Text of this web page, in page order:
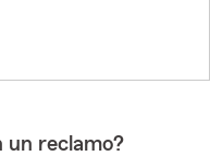
un reclamo?